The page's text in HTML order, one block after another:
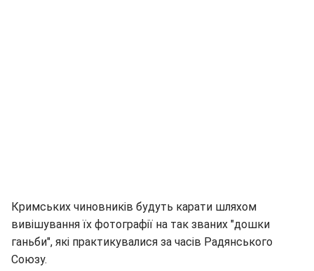
Кримських чиновників будуть карати шляхом
вивішування їх фотографії на так званих "дошки
ганьби", які практикувалися за часів Радянського
Союзу.